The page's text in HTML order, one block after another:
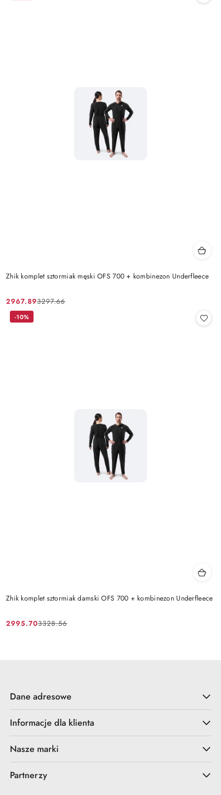
Zhik komplet sztormiak męski OFS 700 + kombinezon Underfleece
Cena
promocyjna:
2967.89
Cena
przed
3297.66
Zhik komplet sztormiak damski OFS 700 + kombinezon Underfleece
Cena
2995.70
Cena
3328.56
-10%
Dane adresowe
Informacje dla klienta
Nasze marki
Partnerzy